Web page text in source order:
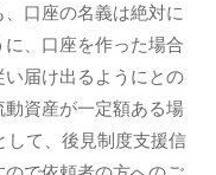
口座の名義は絶対に
、口座を作った場合
届け出るようにとの
資産が一定額ある場
して、後見制度支援信